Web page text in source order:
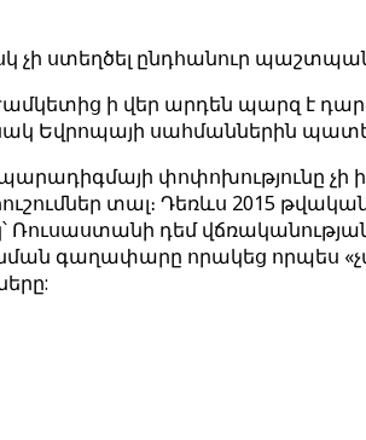
չի ստեղծել ընդհանուր
ի վեր արդեն պարզ է
Եվրոպայի սահմաններին
փոփոխությունը
տալ։ Դեռևս 2015
դեմ
գաղափարը որակեց որպես